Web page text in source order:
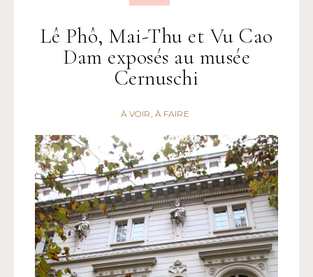
Lê Phô, Mai-Thu et Vu Cao
Dam exposés au musée
Cernuschi
À VOIR, À FAIRE